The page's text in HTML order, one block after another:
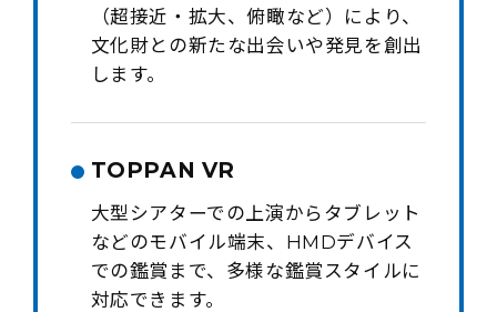
（超接近・拡大、俯瞰など）により、
文化財との新たな出会いや発見を創出
します。
TOPPAN VR
大型シアターでの上演からタブレット
などのモバイル端末、HMDデバイス
での鑑賞まで、多様な鑑賞スタイルに
対応できます。